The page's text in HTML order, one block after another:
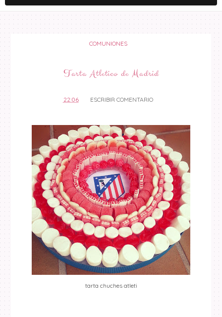
COMUNIONES
Tarta Atletico de Madrid
22:06 ESCRIBIR COMENTARIO
tarta chuches atleti